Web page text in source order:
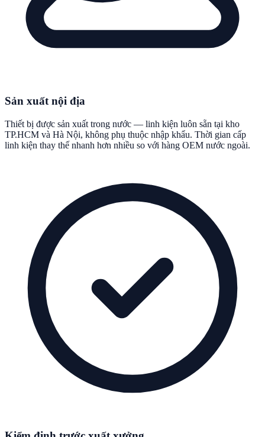
Sản xuất nội địa
Thiết bị được sản xuất trong nước — linh kiện luôn sẵn tại kho
TP.HCM và Hà Nội, không phụ thuộc nhập khẩu. Thời gian cấp
linh kiện thay thế nhanh hơn nhiều so với hàng OEM nước ngoài.